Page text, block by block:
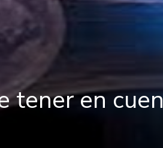
tener en